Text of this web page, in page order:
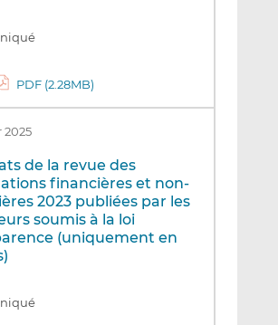
PDF (2.28MB)
2025
de la revue des
financières et non-
2023 publiées par les
soumis à la loi
(uniquement en